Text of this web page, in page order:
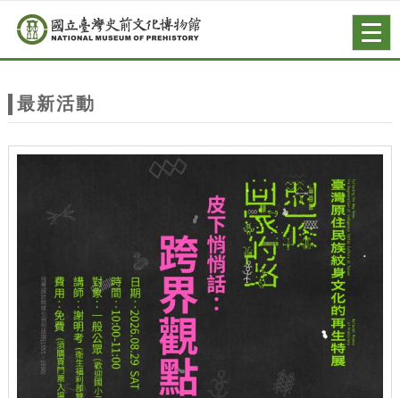
站
主
跳到主要內容
網站導覽
最新活動